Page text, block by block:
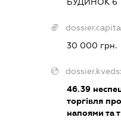
БУДИНОК 6
30 000 грн.
dossier.kveds:
46.39
торгівля
напоями та